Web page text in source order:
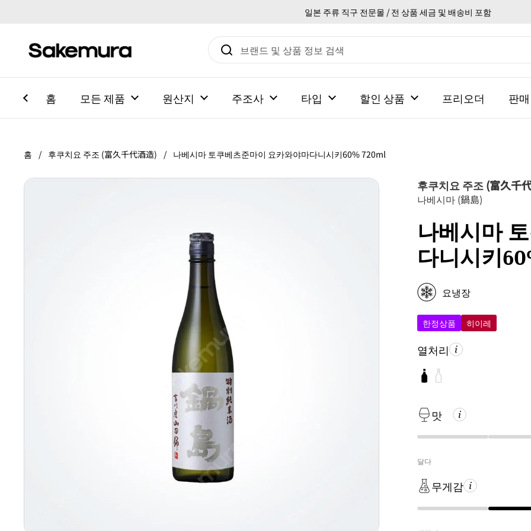
일본 주류 직구 전문몰 / 전 상품 세금 및 배송비 포함
홈 모든 제품 원산지 주조사 타입 할인 상품 프리오더 판
홈 / 후쿠치요 주조 (富久千代酒造) / 나베시마 토쿠베츠준마이 요카와야마다니시키60% 720ml
후쿠치요 주조 (富久千
나베시마 (鍋島)
나베시마
다니시키
요냉장
한정상품 히이레
열처리
맛
달다
무게감